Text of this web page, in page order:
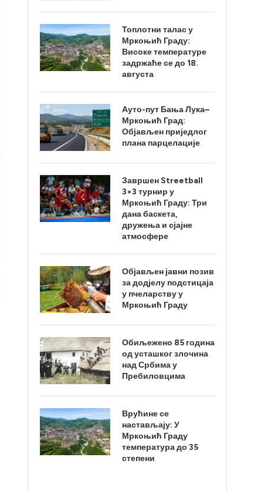
Топлотни талас у
Мркоњић Граду:
Високе температуре
задржаће се до 18.
августа
Ауто-пут Бања Лука–
Мркоњић Град:
Објављен приједлог
плана парцелације
Завршен Streetball
3×3 турнир у
Мркоњић Граду: Три
дана баскета,
дружења и сјајне
атмосфере
Објављен јавни позив
за додјелу подстицаја
у пчеларству у
Мркоњић Граду
Обиљежено 85 година
од усташког злочина
над Србима у
Пребиловцима
Врућине се
настављају: У
Мркоњић Граду
температура до 35
степени